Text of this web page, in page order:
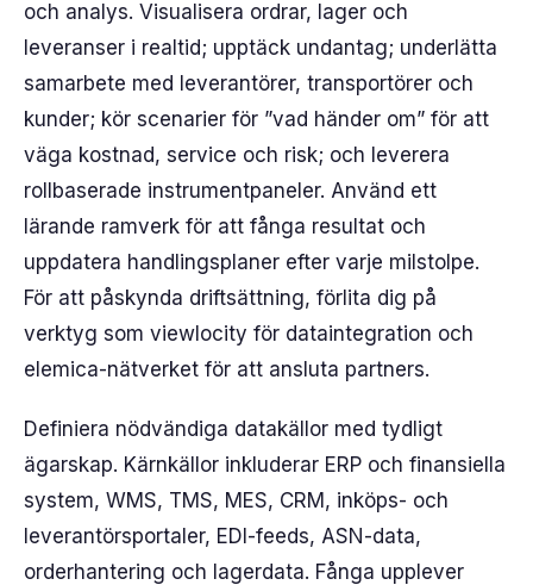
och analys. Visualisera ordrar, lager och
leveranser i realtid; upptäck undantag; underlätta
samarbete med leverantörer, transportörer och
kunder; kör scenarier för ”vad händer om” för att
väga kostnad, service och risk; och leverera
rollbaserade instrumentpaneler. Använd ett
lärande ramverk för att fånga resultat och
uppdatera handlingsplaner efter varje milstolpe.
För att påskynda driftsättning, förlita dig på
verktyg som viewlocity för dataintegration och
elemica-nätverket för att ansluta partners.
Definiera nödvändiga datakällor med tydligt
ägarskap. Kärnkällor inkluderar ERP och finansiella
system, WMS, TMS, MES, CRM, inköps- och
leverantörsportaler, EDI-feeds, ASN-data,
orderhantering och lagerdata. Fånga upplever